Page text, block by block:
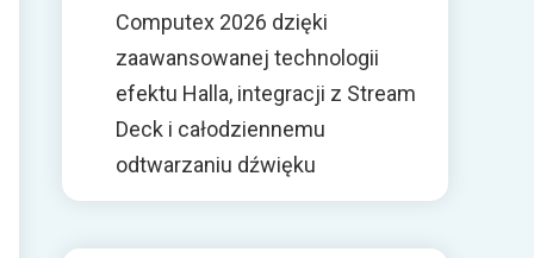
Computex 2026 dzięki
zaawansowanej technologii
efektu Halla, integracji z Stream
Deck i całodziennemu
odtwarzaniu dźwięku